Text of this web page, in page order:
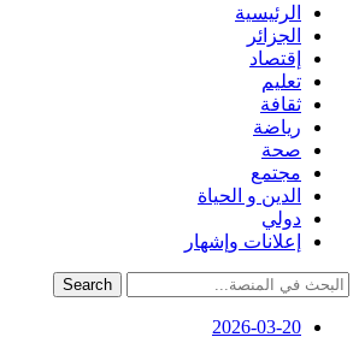
الرئيسية
الجزائر
إقتصاد
تعليم
ثقافة
رياضة
صحة
مجتمع
الدين و الحياة
دولي
إعلانات وإشهار
Search
2026-03-20